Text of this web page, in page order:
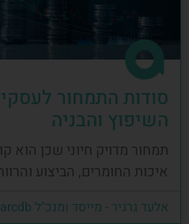
סודות התמחור
השיפוץ והבניה
תמחור מדויק חיוני שכן הוא
איכות החומרים, הביצוע
אלעד גרגיר - מייסד ומנכ"ל arcdb